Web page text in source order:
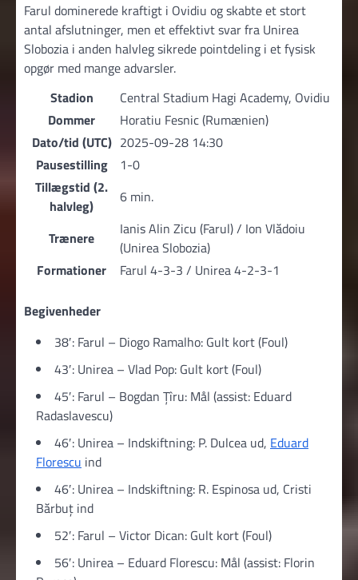
Farul dominerede kraftigt i Ovidiu og skabte et stort
antal afslutninger, men et effektivt svar fra Unirea
Slobozia i anden halvleg sikrede pointdeling i et fysisk
opgør med mange advarsler.
Stadion
Central Stadium Hagi Academy, Ovidiu
Dommer
Horatiu Fesnic (Rumænien)
Dato/tid (UTC) 2025-09-28 14:30
Pausestilling
1-0
Tillægstid (2.
halvleg)
6 min.
Trænere
Ianis Alin Zicu (Farul) / Ion Vlădoiu
(Unirea Slobozia)
Formationer
Farul 4-3-3 / Unirea 4-2-3-1
Begivenheder
38′: Farul – Diogo Ramalho: Gult kort (Foul)
43′: Unirea – Vlad Pop: Gult kort (Foul)
45′: Farul – Bogdan Țîru: Mål (assist: Eduard
Radaslavescu)
46′: Unirea – Indskiftning: P. Dulcea ud, Eduard
Florescu ind
46′: Unirea – Indskiftning: R. Espinosa ud, Cristi
Bărbuț ind
52′: Farul – Victor Dican: Gult kort (Foul)
56′: Unirea – Eduard Florescu: Mål (assist: Florin